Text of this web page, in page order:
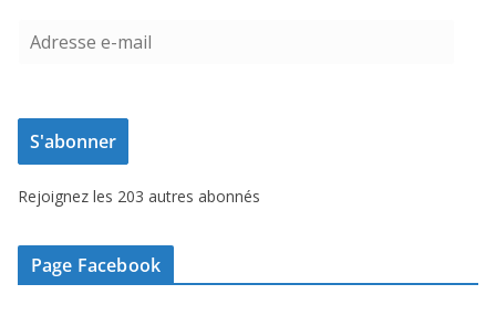
e
s
e
-
m
S'abonner
Rejoignez les 203 autres abonnés
Page Facebook